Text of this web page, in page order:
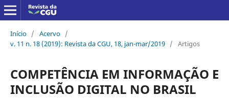
Início / Acervo /
v. 11 n. 18 (2019): Revista da CGU, 18, jan-mar/2019 / Artigos
COMPETÊNCIA EM INFORMAÇÃO E
INCLUSÃO DIGITAL NO BRASIL